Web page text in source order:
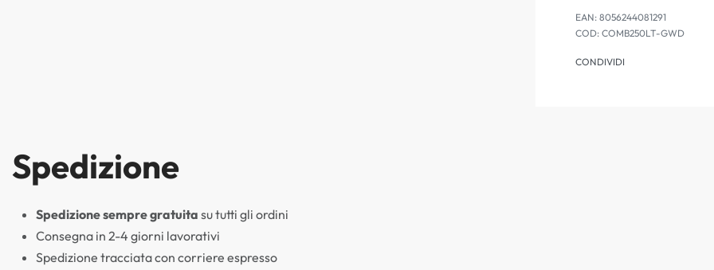
EAN: 8056244081291
COMB250LT-GWD
CONDIVIDI
Spedizione
Spedizione sempre gratuita su tutti gli ordini
Consegna in 2-4 giorni lavorativi
Spedizione tracciata con corriere espresso